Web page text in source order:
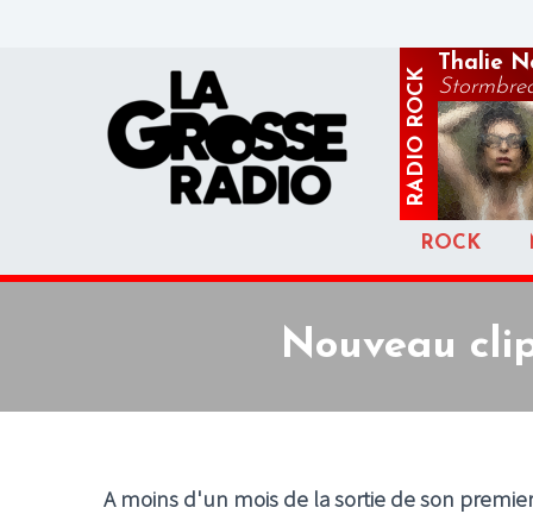
RADIO
ROCK
Thalie
ROCK
Nouveau
A moins d'un mois de la sortie de son